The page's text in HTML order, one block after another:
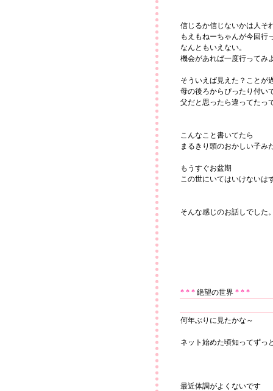
信じるか信じないかは人そ
もえもねーちゃんが今回行
なんともいえない。
機会があれば一度行ってみ
そういえば見えた？ことが
母の後ろからぴったり付い
父だと思ったら違ってたっ
こんなこと書いてたら
まるきり頭のおかしい子み
もうすぐお盆期
この世にいてはいけないは
そんな感じのお話しでした
* * * 絶望の世界 * * *
何年ぶりに見たかな～
ネット始めた頃知ってずっ
最近体調がよくないです